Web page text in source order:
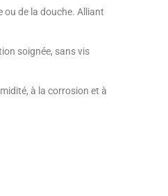
ou de la douche. Alliant
soignée, sans vis
à la corrosion et à